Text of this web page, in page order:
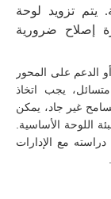
يتم تزويد لوحة
إصلاح ضرورية
الدعم على المحور
يجب اتخاذ
غير جاد، يمكن
اللوحة الأساسية.
مع الإدارات